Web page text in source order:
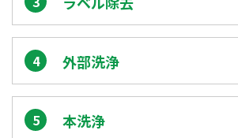
4 外部洗浄
5 本洗浄